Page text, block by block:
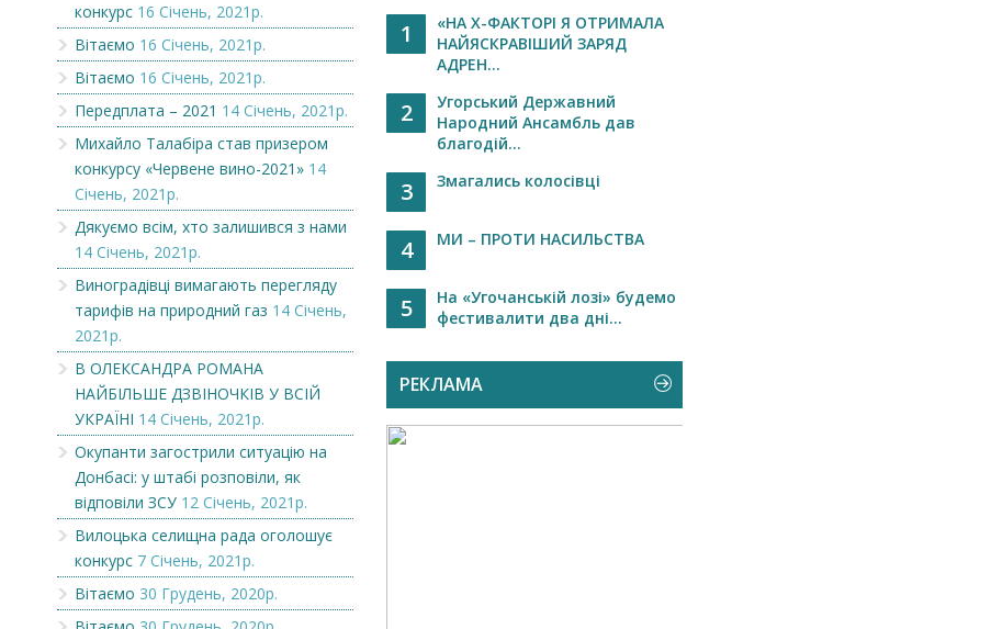
конкурс 16 Січень, 2021р.
Вітаємо 16 Січень, 2021р.
Вітаємо 16 Січень, 2021р.
Передплата – 2021 14 Січень, 2021р.
Михайло Талабіра став призером
конкурсу «Червене вино-2021» 14
Січень, 2021р.
Дякуємо всім, хто залишився з нами
14 Січень, 2021р.
Виноградівці вимагають перегляду
тарифів на природний газ 14 Січень,
2021р.
В ОЛЕКСАНДРА РОМАНА
НАЙБІЛЬШЕ ДЗВІНОЧКІВ У ВСІЙ
УКРАЇНІ 14 Січень, 2021р.
Окупанти загострили ситуацію на
Донбасі: у штабі розповіли, як
відповіли ЗСУ 12 Січень, 2021р.
Вилоцька селищна рада оголошує
конкурс 7 Січень, 2021р.
Вітаємо 30 Грудень, 2020р.
1
«НА Х-ФАКТОРІ Я ОТРИМАЛА
НАЙЯСКРАВІШИЙ ЗАРЯД
АДРЕН...
2
Угорський Державний
Народний Ансамбль дав
благодій...
3 Змагались колосівці
4 МИ – ПРОТИ НАСИЛЬСТВА
5
На «Угочанській лозі» будемо
фестивалити два дні...
РЕКЛАМА